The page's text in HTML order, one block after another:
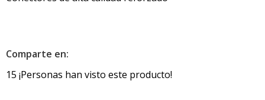
Comparte en:
15 ¡Personas han visto este producto!